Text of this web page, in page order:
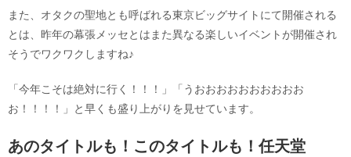
また、オタクの聖地とも呼ばれる東京ビッグサイトにて開催される
とは、昨年の幕張メッセとはまた異なる楽しいイベントが開催され
そうでワクワクしますね♪
「今年こそは絶対に行く！！！」「うおおおおおおおおおお
お！！！！」と早くも盛り上がりを見せています。
あのタイトルも！このタイトルも！任天堂